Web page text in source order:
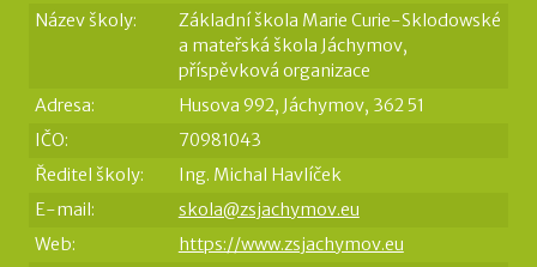
Název školy:
Základní škola Marie Curie-Sklodowské
a mateřská škola Jáchymov,
příspěvková organizace
Adresa:
Husova 992, Jáchymov, 362 51
IČO:
70981043
Ředitel školy:
Ing. Michal Havlíček
E-mail:
skola@zsjachymov.eu
Web:
https://www.zsjachymov.eu